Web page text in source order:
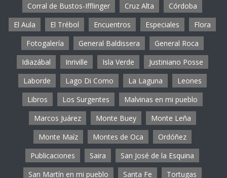
Corral de Bustos-Ifflinger
Cruz Alta
Córdoba
El Aula
El Trébol Encuentros Especiales
Flora
Fotogalería
General Baldissera
General Roca
Idiazábal
Inriville Isla Verde
Justiniano Posse
Laborde
Lago Di Como La Laguna
Leones
Libros
Los Surgentes
Malvinas en mi pueblo
Marcos Juárez
Monte Buey
Monte Leña
Monte Maíz
Montes de Oca
Ordóñez
Publicaciones
Saira
San José de la Esquina
San Martín en mi pueblo
Santa Fe Tortugas